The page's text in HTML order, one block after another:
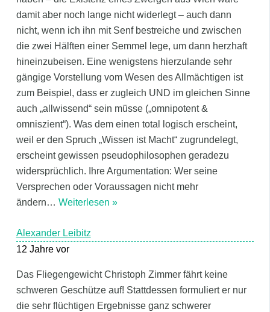
damit aber noch lange nicht widerlegt – auch dann
nicht, wenn ich ihn mit Senf bestreiche und zwischen
die zwei Hälften einer Semmel lege, um dann herzhaft
hineinzubeisen. Eine wenigstens hierzulande sehr
gängige Vorstellung vom Wesen des Allmächtigen ist
zum Beispiel, dass er zugleich UND im gleichen Sinne
auch „allwissend“ sein müsse („omnipotent &
omniszient“). Was dem einen total logisch erscheint,
weil er den Spruch „Wissen ist Macht“ zugrundelegt,
erscheint gewissen pseudophilosophen geradezu
widersprüchlich. Ihre Argumentation: Wer seine
Versprechen oder Voraussagen nicht mehr
ändern… Weiterlesen »
Alexander Leibitz
12 Jahre vor
Das Fliegengewicht Christoph Zimmer fährt keine
schweren Geschütze auf! Stattdessen formuliert er nur
die sehr flüchtigen Ergebnisse ganz schwerer